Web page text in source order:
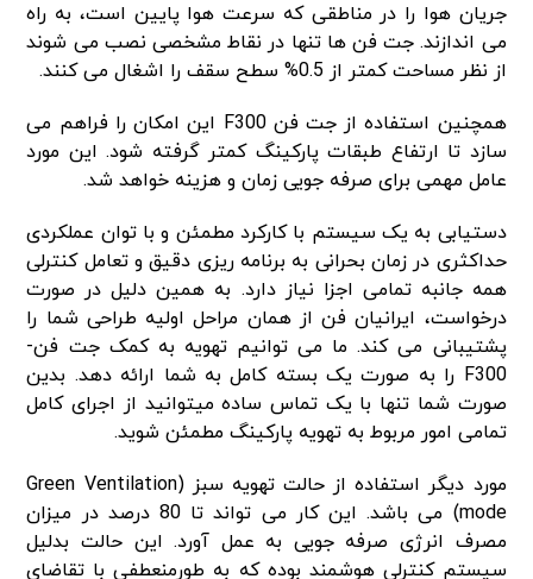
جریان هوا را در مناطقی که سرعت هوا پایین است، به راه
می اندازند. جت فن ها تنها در نقاط مشخصی نصب می شوند
از نظر مساحت کمتر از 0.5% سطح سقف را اشغال می کنند.
همچنین استفاده از جت فن­ F300 این امکان را فراهم می
سازد تا ارتفاع طبقات پارکینگ کمتر گرفته شود. این مورد
عامل مهمی برای صرفه جویی زمان و هزینه خواهد شد.
دستیابی به یک سیستم با کارکرد مطمئن و با توان عملکردی
حداکثری در زمان بحرانی به برنامه ریزی دقیق و تعامل کنترلی
همه جانبه تمامی اجزا نیاز دارد. به همین دلیل در صورت
درخواست، ایرانیان فن از همان مراحل اولیه طراحی شما را
پشتیبانی می کند. ما می توانیم تهویه به کمک جت فن­
F300 را به صورت یک بسته کامل به شما ارائه دهد. بدین
صورت شما تنها با یک تماس ساده میتوانید از اجرای کامل
تمامی امور مربوط به تهویه پارکینگ مطمئن شوید.
مورد دیگر استفاده از حالت تهویه سبز (Green Ventilation
mode) می باشد. این کار می تواند تا 80 درصد در میزان
مصرف انرژی صرفه جویی به عمل آورد. این حالت بدلیل
سیستم کنترلی هوشمند بوده که به طورمنعطفی با تقاضای